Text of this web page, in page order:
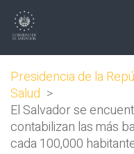
Presidencia de la
Salud >
El Salvador se
contabilizan las más
cada 100,000